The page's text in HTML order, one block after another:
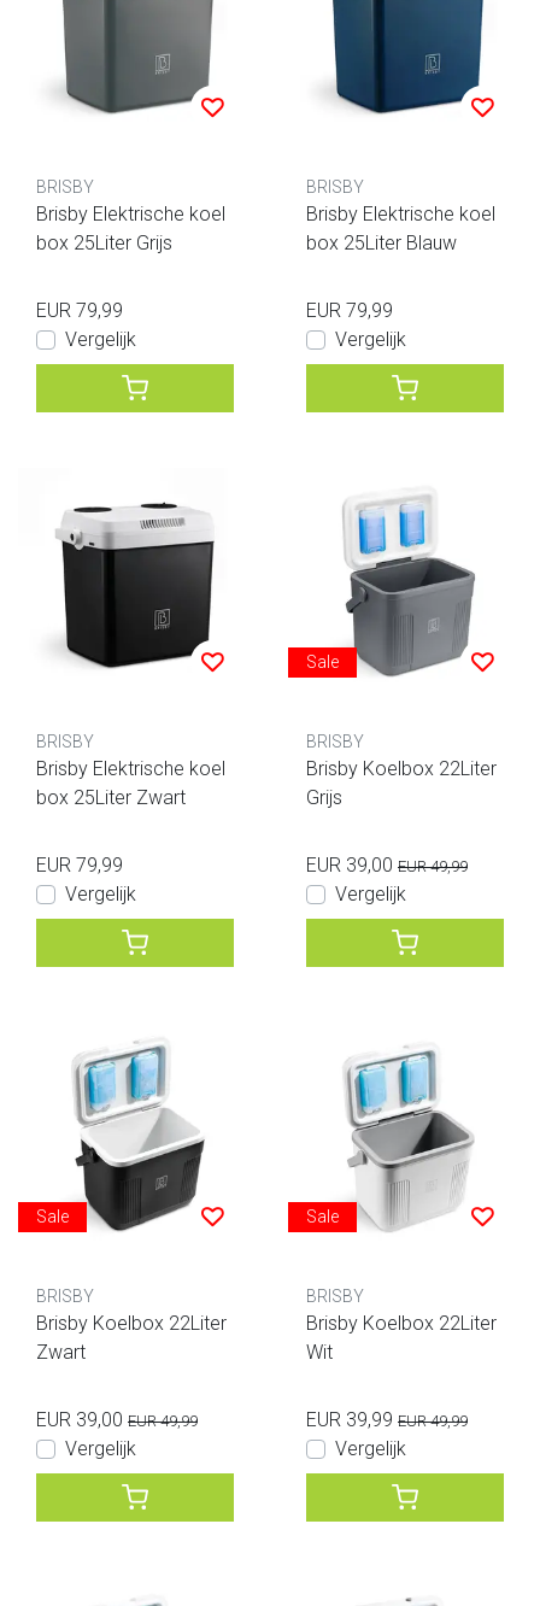
BRISBY
Brisby Elektrische koel
box 25Liter Grijs
EUR 79,99
Vergelijk
BRISBY
Brisby Elektrische koel
box 25Liter Blauw
EUR 79,99
Vergelijk
BRISBY
Brisby Elektrische koel
box 25Liter Zwart
EUR 79,99
Vergelijk
Sale
BRISBY
Brisby Koelbox 22Liter
Grijs
EUR 39,00 EUR 49,99
Vergelijk
Sale
BRISBY
Brisby Koelbox 22Liter
Zwart
EUR 39,00 EUR 49,99
Vergelijk
Sale
BRISBY
Brisby Koelbox 22Liter
Wit
EUR 39,99 EUR 49,99
Vergelijk